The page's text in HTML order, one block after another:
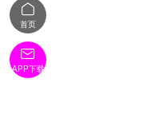

首页

APP下载